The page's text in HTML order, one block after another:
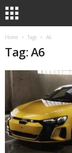
Home Tags A6
Tag: A6